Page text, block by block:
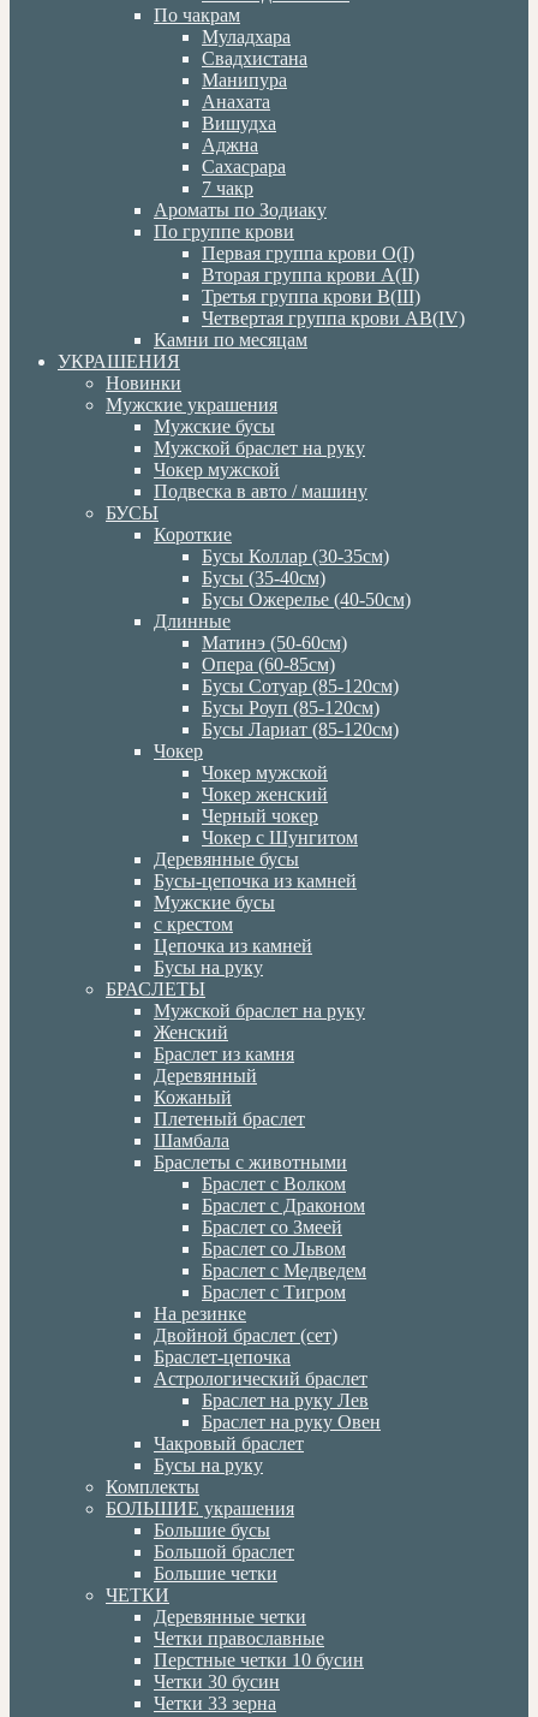
По чакрам
Муладхара
Свадхистана
Манипура
Анахата
Вишудха
Аджна
Сахасрара
7 чакр
Ароматы по Зодиаку
По группе крови
Первая группа крови О(I)
Вторая группа крови А(II)
Третья группа крови В(III)
Четвертая группа крови АВ(IV)
Камни по месяцам
УКРАШЕНИЯ
Новинки
Мужские украшения
Мужские бусы
Мужской браслет на руку
Чокер мужской
Подвеска в авто / машину
БУСЫ
Короткие
Бусы Коллар (30-35см)
Бусы (35-40см)
Бусы Ожерелье (40-50см)
Длинные
Матинэ (50-60см)
Опера (60-85см)
Бусы Сотуар (85-120см)
Бусы Роуп (85-120см)
Бусы Лариат (85-120см)
Чокер
Чокер мужской
Чокер женский
Черный чокер
Чокер с Шунгитом
Деревянные бусы
Бусы-цепочка из камней
Мужские бусы
с крестом
Цепочка из камней
Бусы на руку
БРАСЛЕТЫ
Мужской браслет на руку
Женский
Браслет из камня
Деревянный
Кожаный
Плетеный браслет
Шамбала
Браслеты с животными
Браслет с Волком
Браслет с Драконом
Браслет со Змеей
Браслет со Львом
Браслет с Медведем
Браслет с Тигром
На резинке
Двойной браслет (сет)
Браслет-цепочка
Астрологический браслет
Браслет на руку Лев
Браслет на руку Овен
Чакровый браслет
Бусы на руку
Комплекты
БОЛЬШИЕ украшения
Большие бусы
Большой браслет
Большие четки
ЧЕТКИ
Деревянные четки
Четки православные
Перстные четки 10 бусин
Четки 30 бусин
Четки 33 зерна